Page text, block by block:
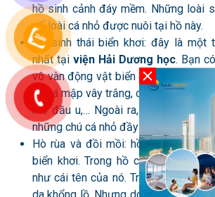
hồ sinh cảnh đáy mềm. Những loài
số loài cá nhỏ được nuôi tại hồ này.
Hồ sinh thái biển khơi: đây là một
nhất tại viện Hải Dương học. Bạn
vô vàn động vật biển quý hiếm tại
có cá mập vây trắng, cá mập vây đen,
mó đầu u,… Ngoài ra, nước hồ còn
những chú cá nhỏ đầy màu sắc,
Hò rùa và đồi mồi: hồ này nằm
biển khơi. Trong hồ có nuôi rùa
như cái tên của nó. Trước đây, hộ